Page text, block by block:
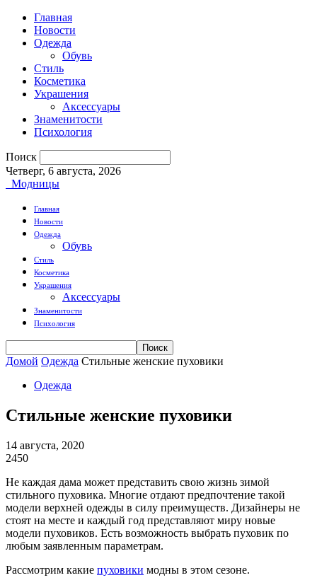
Главная
Новости
Одежда
Обувь
Стиль
Косметика
Украшения
Аксессуары
Знаменитости
Психология
Поиск
Четверг, 6 августа, 2026
Модницы
Главная
Новости
Одежда
Обувь
Стиль
Косметика
Украшения
Аксессуары
Знаменитости
Психология
Домой Одежда Стильные женские пуховики
Одежда
Стильные женские пуховики
14 августа, 2020
2450
Не каждая дама может представить свою жизнь зимой
стильного пуховика. Многие отдают предпочтение такой
модели верхней одежды в силу преимуществ. Дизайнеры не
стоят на месте и каждый год представляют миру новые
модели пуховиков. Есть возможность выбрать пуховик по
любым заявленным параметрам.
Рассмотрим какие пуховики модны в этом сезоне.